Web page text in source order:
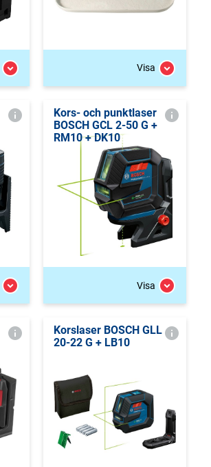
Visa
Kors- och punktlaser
BOSCH GCL 2-50 G +
RM10 + DK10
Visa
Korslaser BOSCH GLL
20-22 G + LB10